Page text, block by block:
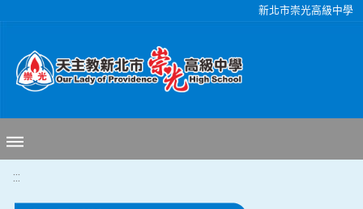
新北市崇光高級中學
:::